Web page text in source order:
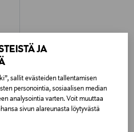
JA
sallit evästeiden tallentamisen
personointia, sosiaalisen median
analysointia varten. Voit muuttaa
sivun alareunasta löytyvästä